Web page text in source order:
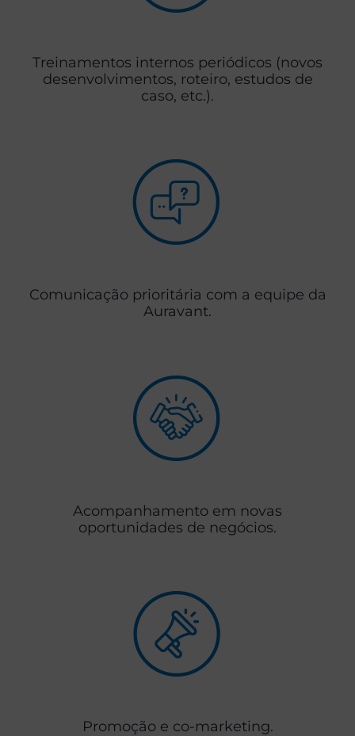
Treinamentos internos periódicos (novos
desenvolvimentos, roteiro, estudos de
caso, etc.).
Comunicação prioritária com a equipe da
Auravant.
Acompanhamento em novas
oportunidades de negócios.
Promoção e co-marketing.